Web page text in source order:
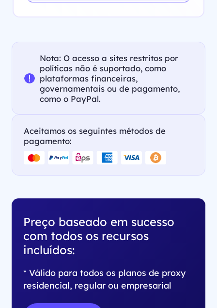
Nota: O acesso a sites restritos por
políticas não é suportado, como
plataformas financeiras,
governamentais ou de pagamento,
como o PayPal.
Aceitamos os seguintes métodos de
pagamento:
Preço baseado em sucesso
com todos os recursos
incluídos:
* Válido para todos os planos de proxy
residencial, regular ou empresarial